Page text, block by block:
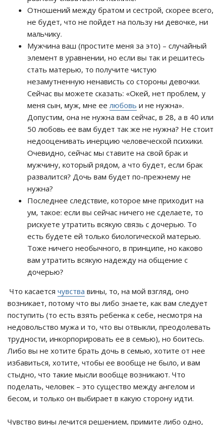
Отношений между братом и сестрой, скорее всего,
не будет, что не пойдет на пользу ни девочке, ни
мальчику.
Мужчина ваш (простите меня за это) – случайный
элемент в уравнении, но если вы так и решитесь
стать матерью, то получите чистую
незамутненную ненависть со стороны девочки.
Сейчас вы можете сказать: «Окей, нет проблем, у
меня сын, муж, мне еелюбовь и не нужна».
Допустим, она не нужна вам сейчас, в 28, а в 40 или
50 любовь ее вам будет так же не нужна? Не стоит
недооценивать инерцию человеческой психики.
Очевидно, сейчас мы ставите на свой брак и
мужчину, который рядом, а что будет, если брак
развалится? Дочь вам будет по-прежнему не
нужна?
Последнее следствие, которое мне приходит на
ум, такое: если вы сейчас ничего не сделаете, то
рискуете утратить всякую связь с дочерью. То
есть будете ей только биологической матерью.
Тоже ничего необычного, в принципе, но каково
вам утратить всякую надежду на общение с
дочерью?
Что касается чувства вины, то, на мой взгляд, оно
возникает, потому что вы либо знаете, как вам следует
поступить (то есть взять ребенка к себе, несмотря на
недовольство мужа и то, что вы отвыкли, преодолевать
трудности, инкорпорировать ее в семью), но боитесь.
Либо вы не хотите брать дочь в семью, хотите от нее
избавиться, хотите, чтобы ее вообще не было, и вам
стыдно, что такие мысли вообще возникают. Что
поделать, человек – это существо между ангелом и
бесом, и только он выбирает в какую сторону идти.
Чувство вины лечится решением, примите либо одно,